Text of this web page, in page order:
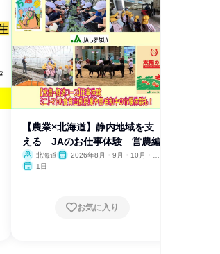
【農業×北海道】静内地域を支
える JAのお仕事体験 営農編
北海道
2026年8月・9月・10月・11
1日
お気に入り